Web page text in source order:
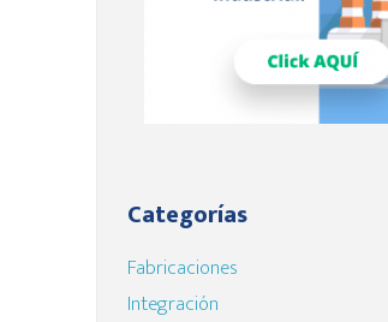
Categorías
Fabricaciones
Integración